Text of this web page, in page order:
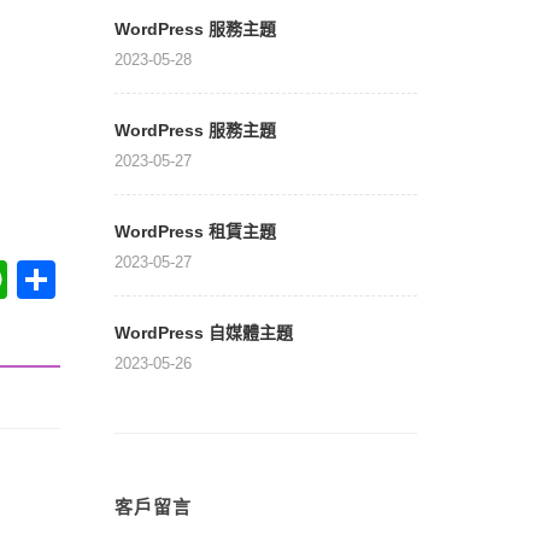
WhatsApp
WordPress 服務主題
2023-05-28
WordPress 服務主題
2023-05-27
WordPress 租賃主題
2023-05-27
WordPress 自媒體主題
2023-05-26
客戶留言